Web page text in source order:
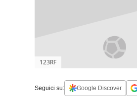
123RF
Seguici su: Google Discover